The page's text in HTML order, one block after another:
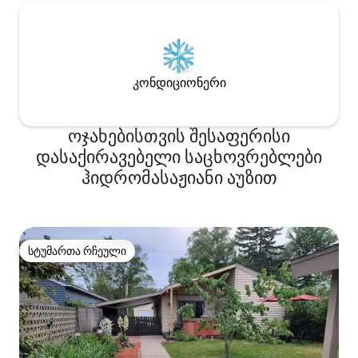
კონდიციონერი
ოჯახებისთვის შესაფერისი
დასაქირავებელი საცხოვრებლები
ჰიდრომასაჟიანი აუზით
სტუმართა რჩეული
სტუმართა რჩეული